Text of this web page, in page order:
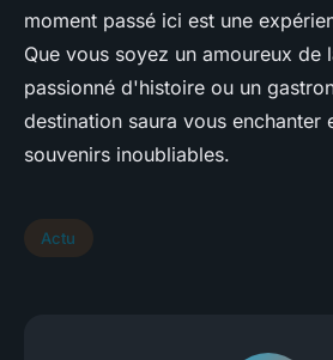
moment passé ici est une
Que vous soyez un amoureux de
passionné d'histoire ou un
destination saura vous enchanter
souvenirs inoubliables.
Actu